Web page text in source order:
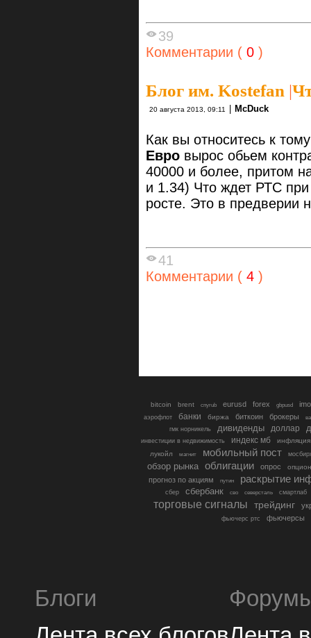
39
Комментарии ( 0 )
Блог им. Kostefan |
20 августа 2013, 09:11 McDuck
Как вы относитесь к
Евро вырос обьем
40000 и более, притом
и 1.34) Что ждет РТС
росте. Это в предверии
41
Комментарии ( 4 )
bitcoin brent cnyrub eurusd forex gbpusd
аэрофлот банки биржа биткоин брокеры
гмк норникель
дивиденды доллар
инвестиции в недвижимость индекс мб
инфляция
лукойл
магнит мобильный пост
обзор рынка облигации опрос
прогноз по акциям путин раскрытие
сбер сбербанк сво северсталь смартлаб
торговые сигналы трейдинг
фьючерс ртс фьючерсы
Блоги